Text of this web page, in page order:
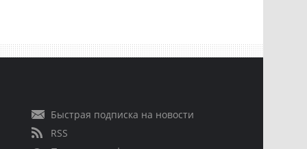
Быстрая подписка на новости
RSS